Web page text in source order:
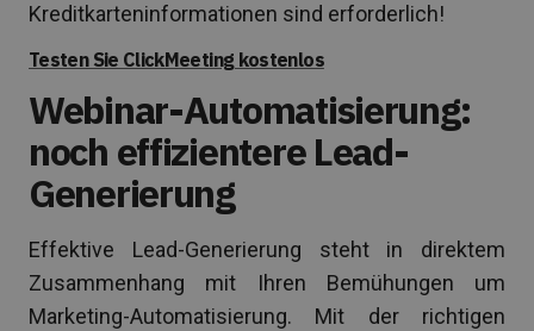
Kreditkarteninformationen sind erforderlich!
Testen Sie ClickMeeting kostenlos
Webinar-Automatisierung:
noch effizientere Lead-
Generierung
Effektive Lead-Generierung steht in direktem
Zusammenhang mit Ihren Bemühungen um
Marketing-Automatisierung. Mit der richtigen